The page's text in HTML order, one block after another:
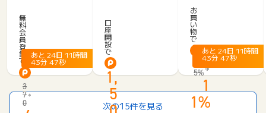
プ
レ
ミ
ア
ポ
イ
ン
ト
（新
無
料
会
員
登
録
で
3
7
0
あと 24日 11時間
43分 47秒
I
新
生
銀
行
「口
座
開
設」
口
座
開
設
で
1,
5
食
宅
配
サ
ー
ビ
ス
（フ
ァ
ー
お
買
い
物
で
5%
1
1%
あと 24日 11時間
43分 47秒
次の15件を見る